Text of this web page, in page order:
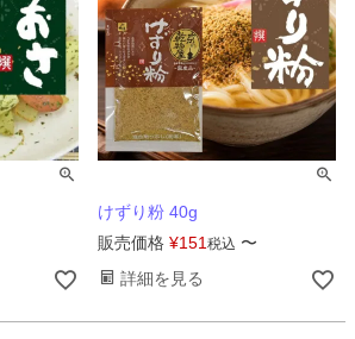
けずり粉 40g
販売価格 ¥151税込 〜
詳細を見る